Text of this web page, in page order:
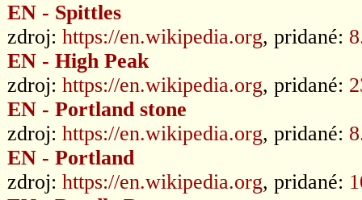
EN - Spittles
zdroj: https://en.wikipedia.org, pridané:
EN - High Peak
zdroj: https://en.wikipedia.org, pridané:
EN - Portland stone
zdroj: https://en.wikipedia.org, pridané:
EN - Portland
zdroj: https://en.wikipedia.org, pridané: